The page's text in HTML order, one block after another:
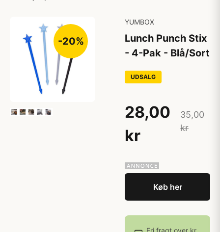
-20%
YUMBOX
Lunch Punch Stix
- 4-Pak - Blå/Sort
UDSALG
28,00
kr
35,00
kr
Køb her
Fri fragt over kr.